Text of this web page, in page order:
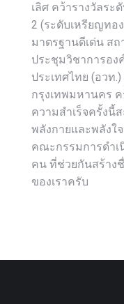
เลิศ คว้ารางวัลระ
2 (ระดับเหรียญทอ
มาตรฐานดีเด่น ส
ประชุมวิชาการอ
ประเทศไทย (อวท
กรุงเทพมหานคร
ความสำเร็จครั้ง
พลังกายและพลังใ
คณะกรรมการดำเ
คน ที่ช่วยกันสร้างชื่
ของเราครับ